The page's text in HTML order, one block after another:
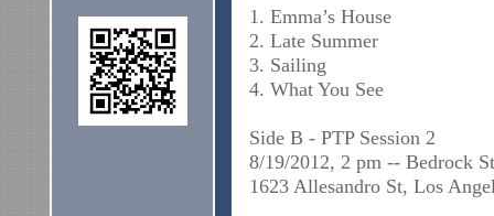
1. Emma’s House
2. Late Summer
3. Sailing
4. What You See
Side B - PTP Session 2
8/19/2012, 2 pm -- Bedrock
1623 Allesandro St, Los